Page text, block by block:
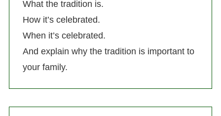
What the tradition is.
How it’s celebrated.
When it’s celebrated.
And explain why the tradition is important to
your family.